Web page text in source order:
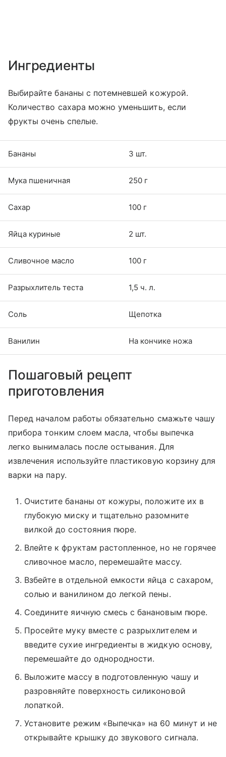
Ингредиенты
Выбирайте бананы с потемневшей кожурой.
Количество сахара можно уменьшить, если
фрукты очень спелые.
Бананы 3 шт.
Мука пшеничная 250 г
Сахар 100 г
Яйца куриные 2 шт.
Сливочное масло 100 г
Разрыхлитель теста 1,5 ч. л.
Соль Щепотка
Ванилин На кончике ножа
Пошаговый рецепт
приготовления
Перед началом работы обязательно смажьте чашу
прибора тонким слоем масла, чтобы выпечка
легко вынималась после остывания. Для
извлечения используйте пластиковую корзину для
варки на пару.
Очистите бананы от кожуры, положите их в
глубокую миску и тщательно разомните
вилкой до состояния пюре.
Влейте к фруктам растопленное, но не горячее
сливочное масло, перемешайте массу.
Взбейте в отдельной емкости яйца с сахаром,
солью и ванилином до легкой пены.
Соедините яичную смесь с банановым пюре.
Просейте муку вместе с разрыхлителем и
введите сухие ингредиенты в жидкую основу,
перемешайте до однородности.
Выложите массу в подготовленную чашу и
разровняйте поверхность силиконовой
лопаткой.
Установите режим «Выпечка» на 60 минут и не
открывайте крышку до звукового сигнала.